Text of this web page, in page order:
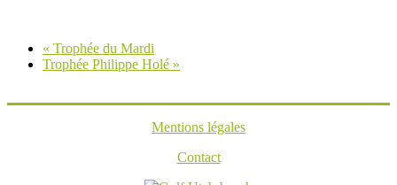
« Trophée du Mardi
Trophée Philippe Holé »
Mentions légales
Contact